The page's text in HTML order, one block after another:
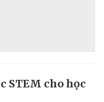
STEM cho học